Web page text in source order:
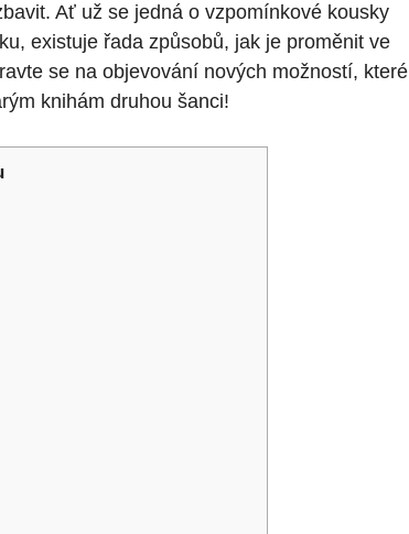
Ať už se jedná o vzpomínkové kousky
existuje řada způsobů, jak je proměnit ve
se na objevování nových možností, které
knihám druhou šanci!